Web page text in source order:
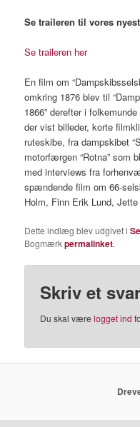
Se traileren til vores
Se traileren her
En film om
omkring 1876 blev til
1866” derefter i
der vist billeder, korte
ruteskibe, fra dampskibet
motorfærgen “Rotna” som
med interviews fra
spændende film om 66-
Holm, Finn Erik Lund,
Dette indlæg blev udgivet i
Bogmærkpermalinket.
Skriv et svar
Du skal værelogget ind